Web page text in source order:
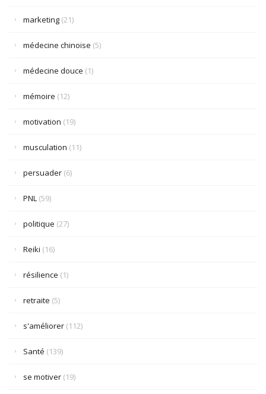
marketing (21)
médecine chinoise (5)
médecine douce (1)
mémoire (12)
motivation (19)
musculation (11)
persuader (6)
PNL (59)
politique (27)
Reiki (16)
résilience (1)
retraite (5)
s'améliorer (112)
Santé (139)
se motiver (19)